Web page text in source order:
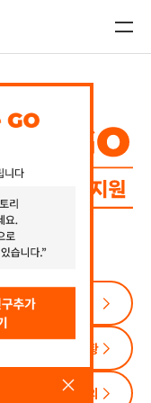
K-GO 진출현황
문의